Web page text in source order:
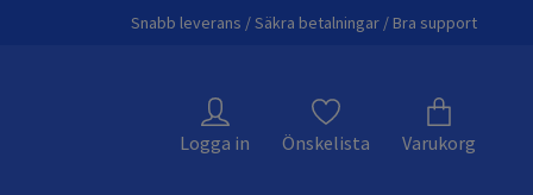
Snabb leverans / Säkra betalningar / Bra support
Logga in Önskelista Varukorg